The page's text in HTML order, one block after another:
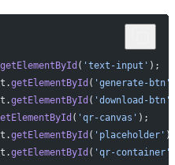
getElementById ( 'text-input' );
getElementById ( 'generate-btn'
getElementById ( 'download-btn'
( 'qr-canvas' );
getElementById ( 'placeholder'
getElementById ( 'qr-container'